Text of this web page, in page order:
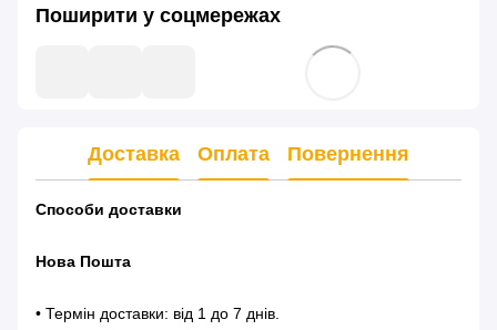
Поширити у соцмережах
Доставка Оплата Повернення
Способи доставки
Нова Пошта
• Термін доставки: від 1 до 7 днів.